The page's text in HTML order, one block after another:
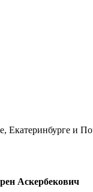
Екатеринбурге и
Аскербекович